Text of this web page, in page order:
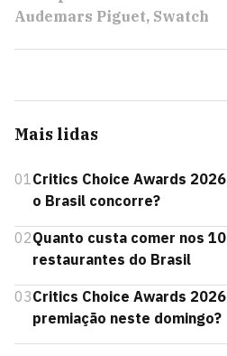
Audemars Piguet Swatch
Mais lidas
01Critics Choice Awards
o Brasil concorre?
02Quanto custa comer nos
restaurantes do Brasil
03Critics Choice Awards
premiação neste domingo?